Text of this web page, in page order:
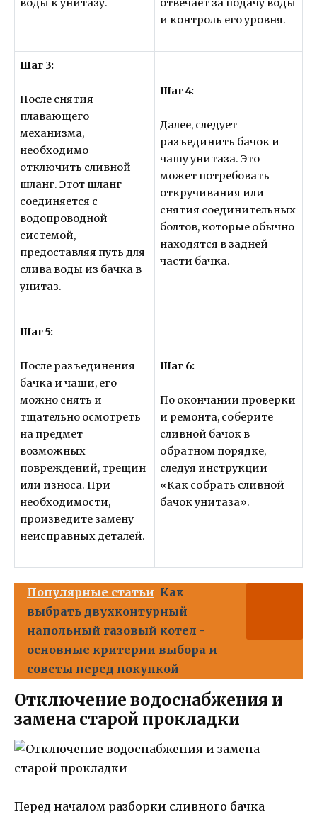
воды к унитазу.
отвечает за подачу воды
и контроль его уровня.
Шаг 3:
После снятия
плавающего
механизма,
необходимо
отключить сливной
шланг. Этот шланг
соединяется с
водопроводной
системой,
предоставляя путь для
слива воды из бачка в
унитаз.
Шаг 4:
Далее, следует
разъединить бачок и
чашу унитаза. Это
может потребовать
откручивания или
снятия соединительных
болтов, которые обычно
находятся в задней
части бачка.
Шаг 5:
После разъединения
бачка и чаши, его
можно снять и
тщательно осмотреть
на предмет
возможных
повреждений, трещин
или износа. При
необходимости,
произведите замену
неисправных деталей.
Шаг 6:
По окончании проверки
и ремонта, соберите
сливной бачок в
обратном порядке,
следуя инструкции
«Как собрать сливной
бачок унитаза».
Популярные статьи Как
выбрать двухконтурный
напольный газовый котел -
основные критерии выбора и
советы перед покупкой
Отключение водоснабжения и
замена старой прокладки
Перед началом разборки сливного бачка